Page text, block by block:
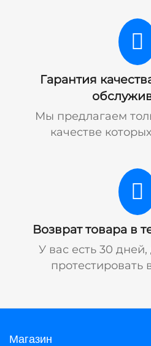
Гарантия
Мы предлагаем
качестве
Возврат товара в
У вас есть 30
протестировать
Магазин